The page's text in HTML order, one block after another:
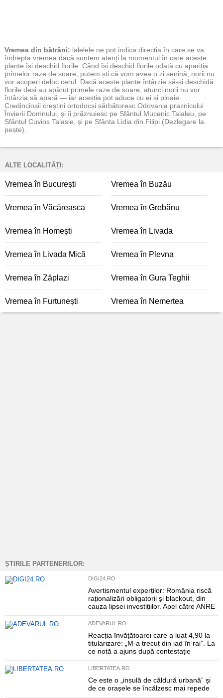
Vremea din bătrâni: lalelele ne pot indica direcția în care se va
îndrepta vremea dacă suntem atenți la momentul în care aceste
plante își deschid florile. Când își deschid florile odată cu apariția
primelor raze de soare, putem ști că vom avea o zi senină, norii nu
vor acoperi deloc cerul. Dacă aceste plante întârzie să-și deschidă
florile deși au apărut primele raze de soare, atunci norii nu vor
întârzia să apară — iar aceștia pot aduce cu ei și ploaie.
Credincioșii creștini ortodocși sărbătoresc Odovania praznicului
Învierii Domnului, și îi prăznuiesc pe Sfântul Mucenic Talaleu, pe
Sfântul Cuvios Talasie, și pe Sfânta Lidia din Filipi (Dezlegare la
pește).
ALTE LOCALITĂȚI:
Vremea în București Vremea în Buzău
Vremea în Văcăreasca Vremea în Grebănu
Vremea în Homești Vremea în Livada
Vremea în Livada Mică Vremea în Plevna
Vremea în Zăplazi Vremea în Gura Teghii
Vremea în Furtunești Vremea în Nemertea
ȘTIRILE PARTENERILOR:
DIGI24.RO
Avertismentul experților: România riscă
raționalizări obligatorii și blackout, din
cauza lipsei investițiilor. Apel către ANRE
ADEVARUL.RO
Reacția învățătoarei care a luat 4,90 la
titularizare: „M-a trecut din iad în rai”. La
ce notă a ajuns după contestație
LIBERTATEA.RO
Ce este o „insulă de căldură urbană” și
de ce orașele se încălzesc mai repede